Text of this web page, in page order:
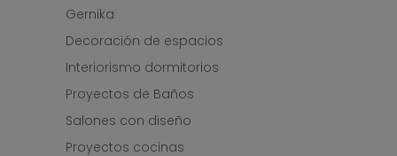
Gernika
Decoración de espacios
Interiorismo dormitorios
Proyectos de Baños
Salones con diseño
Proyectos cocinas